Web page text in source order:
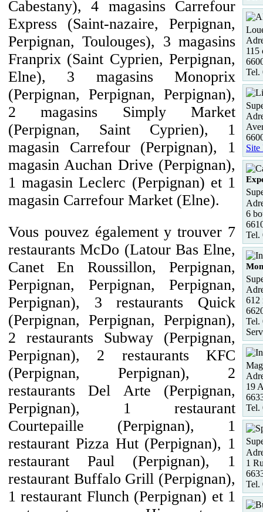
Cabestany), 4 magasins Carrefour
Express (Saint-nazaire, Perpignan,
Perpignan, Toulouges), 3 magasins
Franprix (Saint Cyprien, Perpignan,
Elne), 3 magasins Monoprix
(Perpignan, Perpignan, Perpignan),
2 magasins Simply Market
(Perpignan, Saint Cyprien), 1
magasin Carrefour (Perpignan), 1
magasin Auchan Drive (Perpignan),
1 magasin Leclerc (Perpignan) et 1
magasin Carrefour Market (Elne).
Vous pouvez également y trouver 7
restaurants McDo (Latour Bas Elne,
Canet En Roussillon, Perpignan,
Perpignan, Perpignan, Perpignan,
Perpignan), 3 restaurants Quick
(Perpignan, Perpignan, Perpignan),
2 restaurants Subway (Perpignan,
Perpignan), 2 restaurants KFC
(Perpignan, Perpignan), 2
restaurants Del Arte (Perpignan,
Perpignan), 1 restaurant
Courtepaille (Perpignan), 1
restaurant Pizza Hut (Perpignan), 1
restaurant Paul (Perpignan), 1
restaurant Buffalo Grill (Perpignan),
1 restaurant Flunch (Perpignan) et 1
115
Tel.
Site
6
Tel.
612
Tel.
19
Tel.
1
Tel.